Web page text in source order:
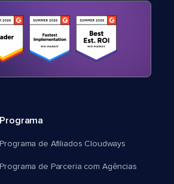
Programa
Programa de Afiliados Cloudways
Programa de Parceria com Agências